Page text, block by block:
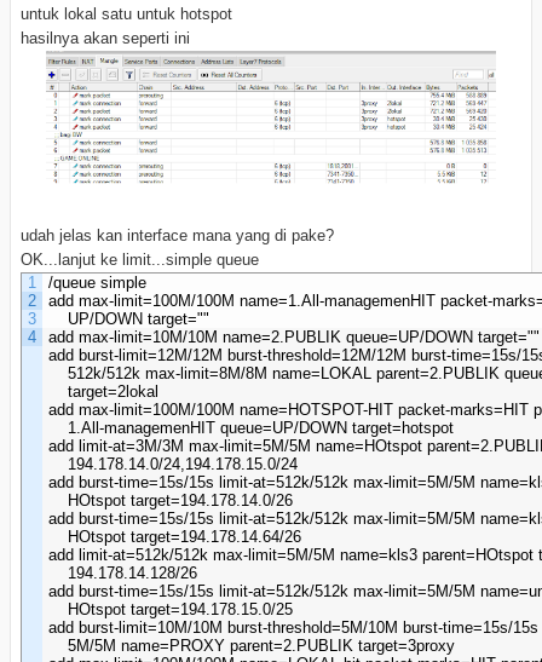
untuk lokal satu untuk hotspot
hasilnya akan seperti ini
udah jelas kan interface mana yang di pake?
OK...lanjut ke limit...simple queue
1
2
3
4
/queue simple
add max-limit=100M/100M name=1.All-managemenHIT packet-
    UP/DOWN target=""
add max-limit=10M/10M name=2.PUBLIK queue=UP/DOWN target=""
add burst-limit=12M/12M burst-threshold=12M/12M burst-time=15s/
512k/512k max-limit=8M/8M name=LOKAL parent=2.PUBLIK
target=2lokal
add max-limit=100M/100M name=HOTSPOT-HIT packet-marks=HIT
1.All-managemenHIT queue=UP/DOWN target=hotspot
add limit-at=3M/3M max-limit=5M/5M name=HOtspot
194.178.14.0/24,194.178.15.0/24
add burst-time=15s/15s limit-at=512k/512k max-limit=5M/5M
HOtspot target=194.178.14.0/26
add burst-time=15s/15s limit-at=512k/512k max-limit=5M/5M
HOtspot target=194.178.14.64/26
add limit-at=512k/512k max-limit=5M/5M name=kls3 parent=HOtspot
194.178.14.128/26
add burst-time=15s/15s limit-at=512k/512k max-limit=5M/5M
HOtspot target=194.178.15.0/25
add burst-limit=10M/10M burst-threshold=5M/10M burst-time=15s/
5M/5M name=PROXY parent=2.PUBLIK target=3proxy